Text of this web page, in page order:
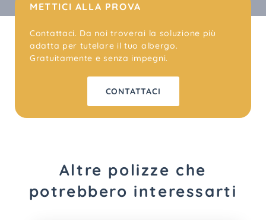
METTICI ALLA PROVA
Contattaci. Da noi troverai la soluzione più
adatta per tutelare il tuo albergo.
Gratuitamente e senza impegni.
CONTATTACI
Altre polizze che
potrebbero interessarti